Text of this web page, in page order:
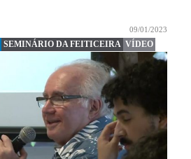
09/01/2023
SEMINÁRIO DA FEITICEIRA VÍDEO